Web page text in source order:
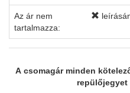
Az ár nem
tartalmazza:
A csomagár minden
repülőjegyet